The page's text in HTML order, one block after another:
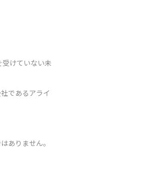
けていない未
であるアライ
ありません。